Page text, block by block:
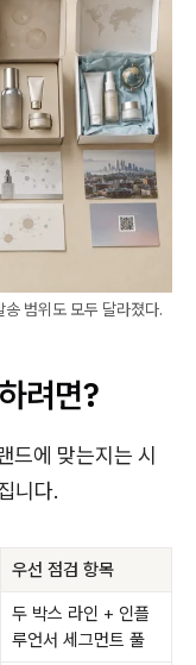
범위도 모두 달라졌다.
려면?
드에 맞는지는 시
니다.
우선 점검 항목
두 박스 라인 + 인플
루언서 세그먼트 풀